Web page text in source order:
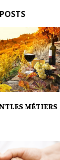
MÉTIERS